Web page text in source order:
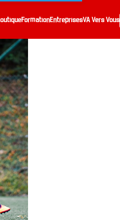
FormationEntreprisesVA Vers Vous